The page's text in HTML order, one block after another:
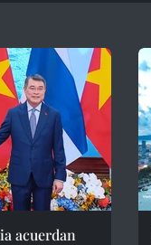
acuerdan